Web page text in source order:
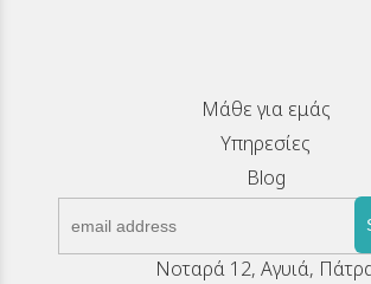
Μάθε για εμάς
Υπηρεσίες
Blog
Νοταρά 12, Αγυιά,